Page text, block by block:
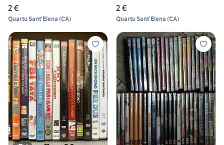
2 €
Quartu Sant'Elena (CA)
2 €
Quartu Sant'Elena (CA)